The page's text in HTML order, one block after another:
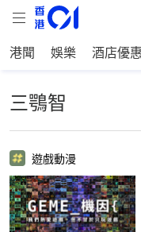
港聞 娛樂 酒店優
三鶚智
遊戲動漫